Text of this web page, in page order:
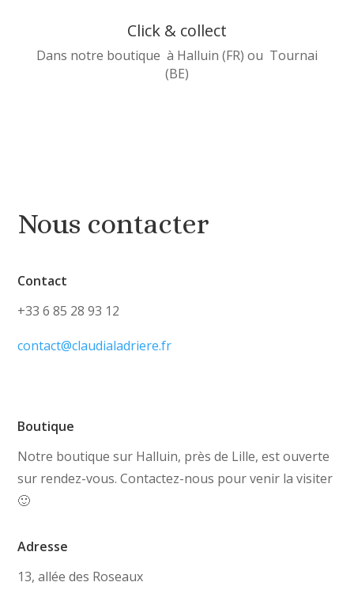
Click & collect
Dans notre boutique à Halluin (FR) ou Tournai
(BE)
Nous contacter
Contact
+33 6 85 28 93 12
contact@claudialadriere.fr
Boutique
Notre boutique sur Halluin, près de Lille, est ouverte
sur rendez-vous. Contactez-nous pour venir la visiter
🙂
Adresse
13, allée des Roseaux